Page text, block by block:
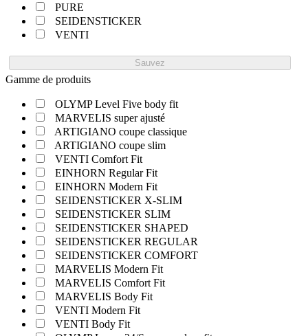
PURE
SEIDENSTICKER
VENTI
Sauvez
Gamme de produits
OLYMP Level Five body fit
MARVELIS super ajusté
ARTIGIANO coupe classique
ARTIGIANO coupe slim
VENTI Comfort Fit
EINHORN Regular Fit
EINHORN Modern Fit
SEIDENSTICKER X-SLIM
SEIDENSTICKER SLIM
SEIDENSTICKER SHAPED
SEIDENSTICKER REGULAR
SEIDENSTICKER COMFORT
MARVELIS Modern Fit
MARVELIS Comfort Fit
MARVELIS Body Fit
VENTI Modern Fit
VENTI Body Fit